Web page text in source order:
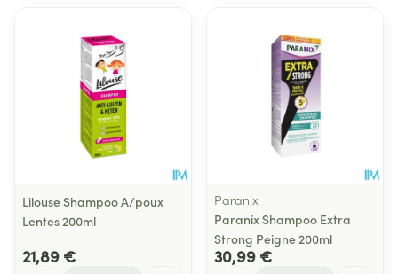
Lilouse Shampoo A/poux
Lentes 200ml
21,89 €
Paranix
Paranix Shampoo Extra
Strong Peigne 200ml
30,99 €